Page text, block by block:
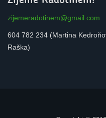
zijemeradotinem@gmail.com
604 782 234 (Martina
Raška)